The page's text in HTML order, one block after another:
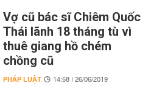
Vợ cũ bác sĩ Chiêm Quốc
Thái lãnh 18 tháng tù vì
thuê giang hồ chém
chồng cũ
PHÁP LUẬT 14:58 | 26/06/2019